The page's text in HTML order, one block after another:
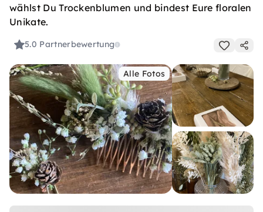
wählst Du Trockenblumen und bindest Eure floralen
Unikate.
5.0 Partnerbewertung
Alle Fotos